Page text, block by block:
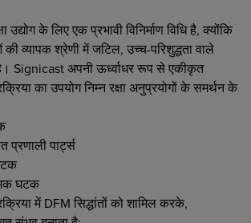
उद्योग के लिए एक प्रभावी विनिर्माण विधि है, क्योंकि
व्यापक श्रेणी में जटिल, उच्च-परिशुद्धता वाले
Signicast अपनी ऊर्ध्वाधर रूप से एकीकृत
का उपयोग निम्न रक्षा अनुप्रयोगों के समर्थन के
प्रणाली पार्ट्स
घटक
में DFM सिद्धांतों को शामिल करके,